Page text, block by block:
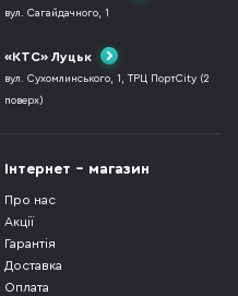
вул. Сагайдачного, 1
«КТС» Луцьк
вул. Сухомлинського, 1, ТРЦ ПортCity (2
поверх)
Інтернет - магазин
Про нас
Акції
Гарантія
Доставка
Оплата